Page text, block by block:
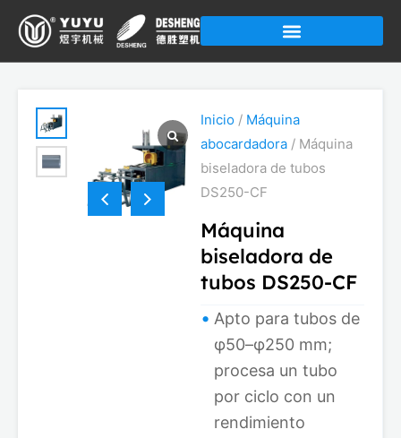
contenido
Inicio/ Máquina
abocardadora/ Máquina
biseladora de tubos
DS250-CF
Máquina
biseladora de
tubos DS250-CF
Apto para tubos de
φ50–φ250 mm;
procesa un tubo
por ciclo con un
rendimiento